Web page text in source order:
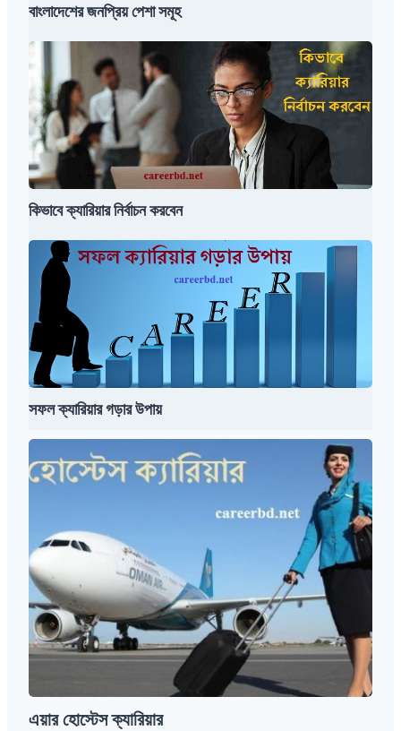
বাংলাদেশের জনপ্রিয় পেশা সমূহ
কিভাবে
ক্যারিয়ার
নির্বাচন
করবেন
কিভাবে ক্যারিয়ার নির্বাচন করবেন
সফল
ক্যারিয়ার
গড়ার
উপায়
সফল ক্যারিয়ার গড়ার উপায়
এয়ার
হোস্টেস
এয়ার হোস্টেস ক্যারিয়ার